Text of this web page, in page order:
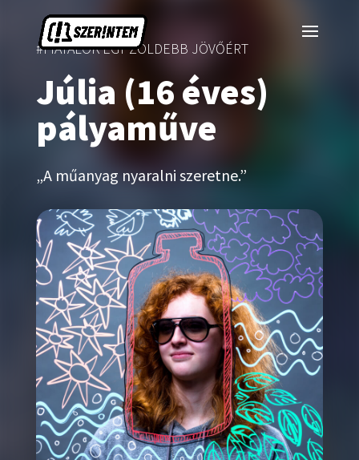
#FIATALOK EGY ZÖLDEBB JÖVŐÉRT
Júlia (16 éves)
pályaműve
„A műanyag nyaralni szeretne.”